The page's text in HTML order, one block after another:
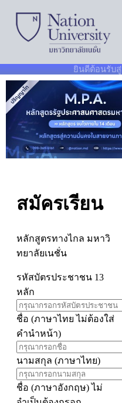
content
ยินดีต้อนรับ